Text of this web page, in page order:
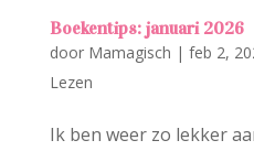
Boekentips: januari 2026
door Mamagisch | feb 2,
Lezen
Ik ben weer zo lekker